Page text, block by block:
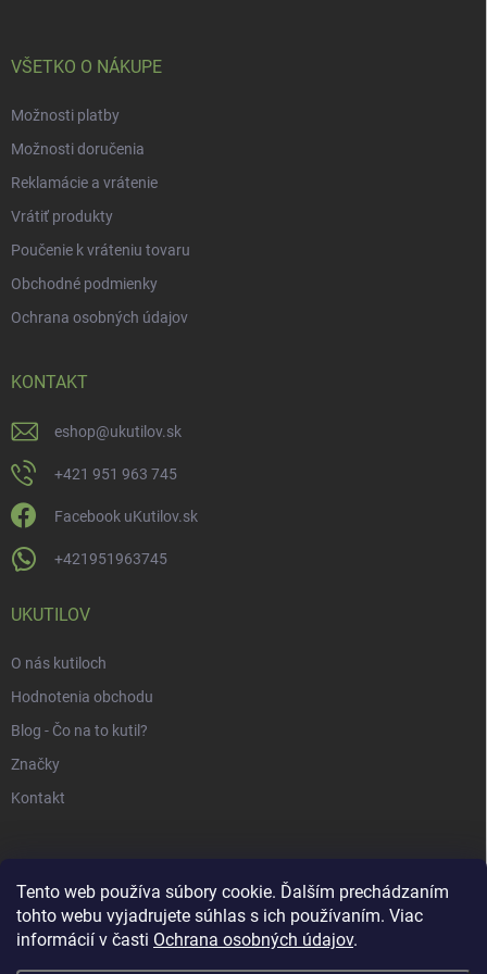
Tento web používa súbory cookie. Ďalším prechádzaním
tohto webu vyjadrujete súhlas s ich používaním. Viac
informácií v časti Ochrana osobných údajov.
VŠETKO O NÁKUPE
Možnosti platby
Možnosti doručenia
Reklamácie a vrátenie
Vrátiť produkty
Poučenie k vráteniu tovaru
Obchodné podmienky
Ochrana osobných údajov
KONTAKT
eshop@ukutilov.sk
+421 951 963 745
Facebook uKutilov.sk
+421951963745
UKUTILOV
O nás kutiloch
Hodnotenia obchodu
Blog - Čo na to kutil?
Značky
Kontakt